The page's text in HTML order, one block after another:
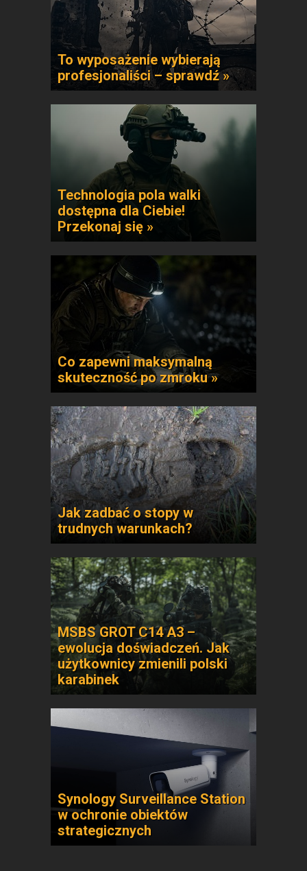
To wyposażenie wybierają
profesjonaliści – sprawdź »
Technologia pola walki
dostępna dla Ciebie!
Przekonaj się »
Co zapewni maksymalną
skuteczność po zmroku »
Jak zadbać o stopy w
trudnych warunkach?
MSBS GROT C14 A3 –
ewolucja doświadczeń. Jak
użytkownicy zmienili polski
karabinek
Synology Surveillance Station
w ochronie obiektów
strategicznych